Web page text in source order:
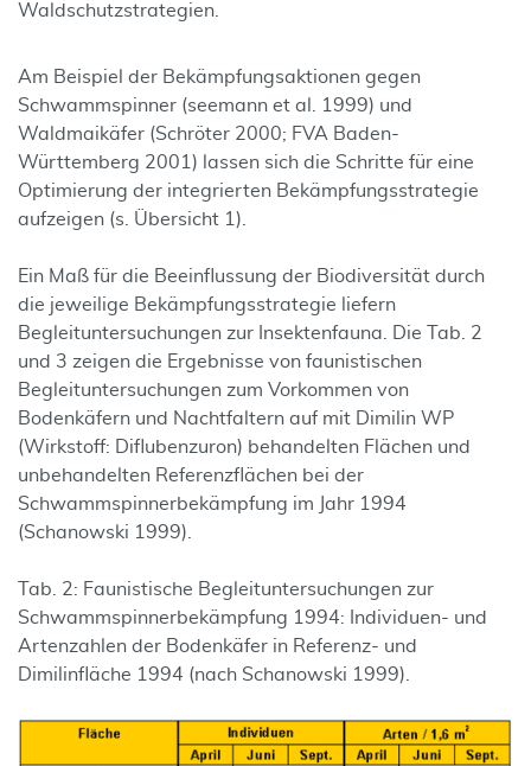
Waldschutzstrategien.
Am Beispiel der Bekämpfungsaktionen gegen
Schwammspinner (seemann et al. 1999) und
Waldmaikäfer (Schröter 2000; FVA Baden-
Württemberg 2001) las­sen sich die Schritte für eine
Optimierung der integrierten Bekämpfungsstrategie
aufzeigen (s. Übersicht 1).
Ein Maß für die Beeinflussung der Biodiversität durch
die jeweilige Bekämpfungs­strategie liefern
Begleituntersuchungen zur Insektenfauna. Die Tab. 2
und 3 zeigen die Ergebnisse von faunistischen
Begleituntersuchun­gen zum Vorkommen von
Bodenkäfern und Nachtfaltern auf mit Dimilin WP
(Wirkstoff: Diflubenzuron) behandelten Flächen und
unbehandelten Referenzflächen bei der
Schwammspinnerbekämpfung im Jahr 1994
(Schanowski 1999).
Tab. 2: Faunistische Begleituntersuchungen zur
Schwammspinnerbekämp­fung 1994: Individuen- und
Artenzahlen der Bodenkäfer in Referenz- und
Dimilinfläche 1994 (nach Schanowski 1999).